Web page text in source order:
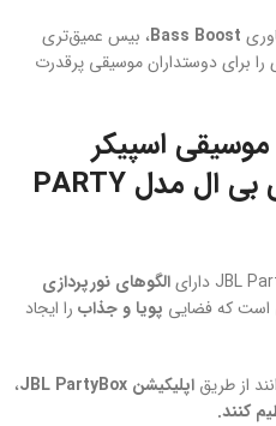
Bass Boost، بیس عمیق‌تری
را برای دوستداران موسیقی پرقدرت
اسپیکر
بلوتوثی قابل حمل جی بی ال مدل PARTY
الگوهای نورپردازی
است که فضایی پویا و جذاب را ایجاد
از طریق اپلیکیشن JBL PartyBox
،
کنند.